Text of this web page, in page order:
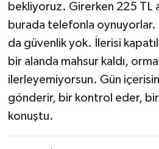
bekliyoruz. Girerken 225 TL
burada telefonla
da güvenlik yok. İlerisi
bir alanda mahsur kaldı,
ilerleyemiyorsun. Gün
gönderir, bir kontrol eder,
konuştu.